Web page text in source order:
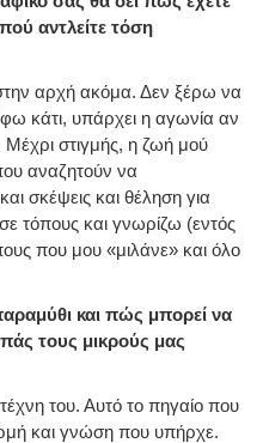
αντλείτε τόση
αρχή ακόμα. Δεν ξέρω να
κάτι, υπάρχει η αγωνία αν
στιγμής, η ζωή μού
αναζητούν να
σκέψεις και θέληση για
τόπους και γνωρίζω (εντός
που μου «μιλάνε» και όλο
και πώς μπορεί να
τους μικρούς μας
του. Αυτό το πηγαίο που
και γνώση που υπήρχε.